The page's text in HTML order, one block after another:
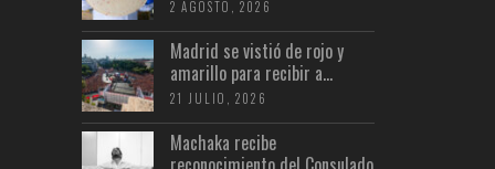
2 AGOSTO, 2026
Madrid se vistió de rojo y
amarillo para recibir a...
21 JULIO, 2026
Machaka recibe